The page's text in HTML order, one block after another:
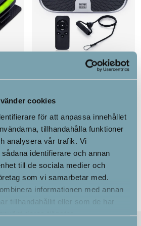
cookies
för att anpassa innehållet
tillhandahålla funktioner
analysera vår trafik. Vi
identifierare och annan
till de sociala medier och
som vi samarbetar med.
informationen med annan
tillhandahållit eller som de har
deras tjänster.
4,995.00kr
Alternativ